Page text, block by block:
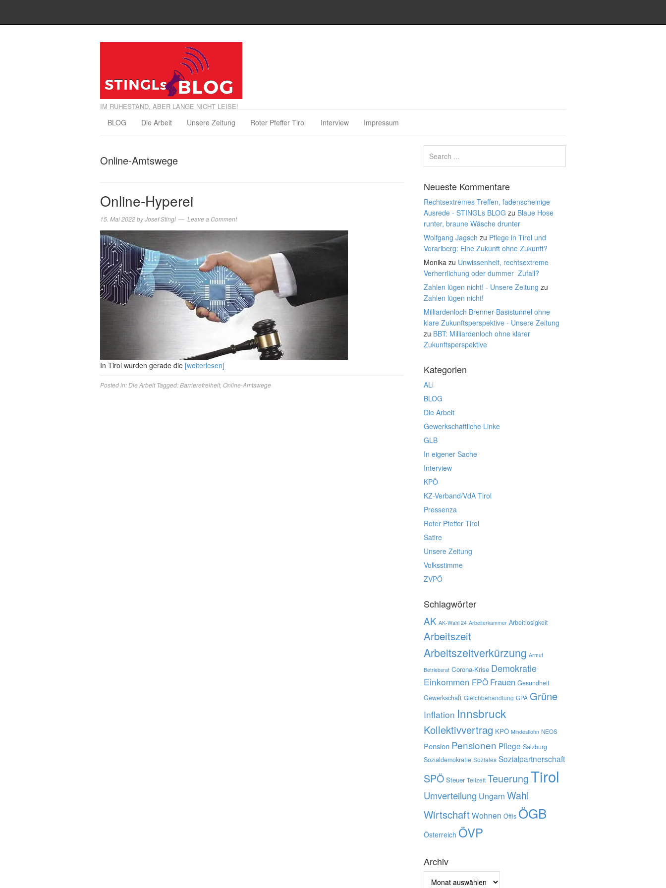
IM RUHESTAND, ABER LANGE NICHT LEISE!
BLOG Die Arbeit Unsere Zeitung Roter Pfeffer Tirol Interview Impressum
Online-Amtswege
Online-Hyperei
15. Mai 2022byJosef Stingl Leave a Comment
In Tirol wurden gerade die [weiterlesen]
Posted in:Die Arbeit Tagged:Barrierefreiheit, Online-Amtswege
Neueste Kommentare
Rechtsextremes Treffen, fadenscheinige
Ausrede - STINGLs BLOG zu Blaue Hose
runter, braune Wäsche drunter
Wolfgang Jagsch zu Pflege in Tirol und
Vorarlberg: Eine Zukunft ohne Zukunft?
Monika zu Unwissenheit, rechtsextreme
Verherrlichung oder dummer Zufall?
Zahlen lügen nicht! - Unsere Zeitung zu
Zahlen lügen nicht!
Milliardenloch Brenner-Basistunnel ohne
klare Zukunftsperspektive - Unsere Zeitung
zu BBT: Milliardenloch ohne klarer
Zukunftsperspektive
Kategorien
ALi
BLOG
Die Arbeit
Gewerkschaftliche Linke
GLB
In eigener Sache
Interview
KPÖ
KZ-Verband/VdA Tirol
Pressenza
Roter Pfeffer Tirol
Satire
Unsere Zeitung
Volksstimme
ZVPÖ
Schlagwörter
AK AK-Wahl 24 Arbeiterkammer Arbeitlosigkeit
Arbeitszeit
Arbeitszeitverkürzung Armut
Betriebsrat Corona-Krise Demokratie
Einkommen FPÖ Frauen Gesundheit
Gewerkschaft Gleichbehandlung GPA Grüne
Inflation Innsbruck
Kollektivvertrag KPÖ Mindestlohn NEOS
Pension Pensionen Pflege Salzburg
Sozialdemokratie Soziales Sozialpartnerschaft
SPÖ Steuer Teilzeit TeuerungTirol
Umverteilung Ungarn Wahl
WirtschaftWohnen Öffis ÖGB
Österreich ÖVP
Archiv